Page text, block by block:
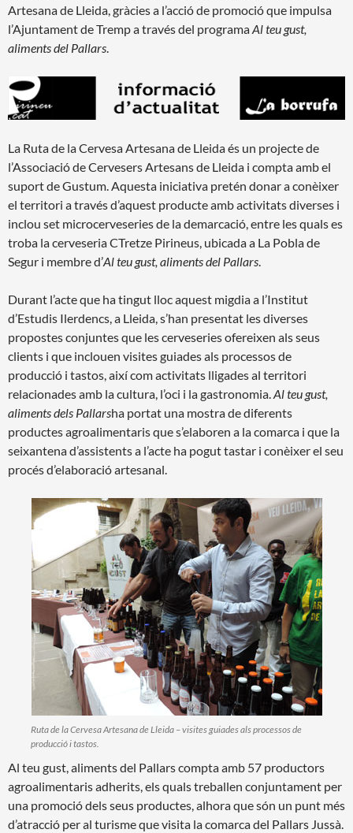
Artesana de Lleida, gràcies a l’acció de promoció que impulsa
l’Ajuntament de Tremp a través del programaAl teu gust,
aliments del Pallars.
La Ruta de la Cervesa Artesana de Lleida és un projecte de
l’Associació de Cervesers Artesans de Lleida i compta amb el
suport de Gustum. Aquesta iniciativa pretén donar a conèixer
el territori a través d’aquest producte amb activitats diverses i
inclou set microcerveseries de la demarcació, entre les quals es
troba la cerveseria CTretze Pirineus, ubicada a La Pobla de
Segur i membre d’Al teu gust, aliments del Pallars.
Durant l’acte que ha tingut lloc aquest migdia a l’Institut
d’Estudis Ilerdencs, a Lleida, s’han presentat les diverses
propostes conjuntes que les cerveseries ofereixen als seus
clients i que inclouen visites guiades als processos de
producció i tastos, així com activitats lligades al territori
relacionades amb la cultura, l’oci i la gastronomia.Al teu gust,
aliments dels Pallarsha portat una mostra de diferents
productes agroalimentaris que s’elaboren a la comarca i que la
seixantena d’assistents a l’acte ha pogut tastar i conèixer el seu
procés d’elaboració artesanal.
Ruta de la Cervesa Artesana de Lleida – visites guiades als processos de
producció i tastos.
Al teu gust, aliments del Pallarscompta amb 57 productors
agroalimentaris adherits, els quals treballen conjuntament per
una promoció dels seus productes, alhora que són un punt més
d’atracció per al turisme que visita la comarca del Pallars Jussà.